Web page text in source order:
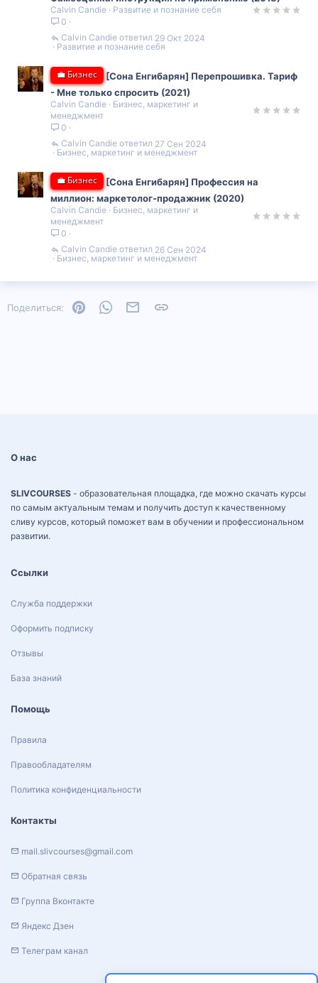
Calvin Candie
Развитие и познание себя
0
Развитие и познание себя
29 Окт 2024
Calvin Candie
💼 Бизнес
[Сона Енгибарян] Перепрошивка. Тариф
- Мне только спросить (2021)
Calvin Candie
Бизнес, маркетинг и
менеджмент
0
Бизнес, маркетинг и менеджмент
27 Сен 2024
Calvin Candie
💼 Бизнес
[Сона Енгибарян] Профессия на
миллион: маркетолог-продажник (2020)
Calvin Candie
Бизнес, маркетинг и
менеджмент
0
Бизнес, маркетинг и менеджмент
26 Сен 2024
Calvin Candie
Поделиться: PinterestWhatsAppЭлектронная почта
О нас
SLIVCOURSES - образовательная площадка, где можно скачать курсы
по самым актуальным темам и получить доступ к качественному
сливу курсов, который поможет вам в обучении и профессиональном
развитии.
Ссылки
Служба поддержки
Оформить подписку
Отзывы
База знаний
Помощь
Правила
Правообладателям
Политика конфиденциальности
Контакты
mail.slivcourses@gmail.com
Обратная связь
Группа Вконтакте
Яндекс Дзен
Телеграм канал